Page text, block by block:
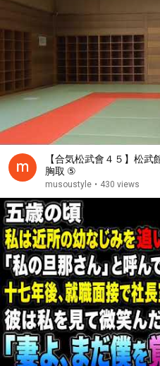
【合気松武會４５】松
胸取 ⑤
musoustyle • 430 views